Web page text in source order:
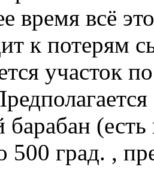
время всё
к потерям
участок
500 град. ,